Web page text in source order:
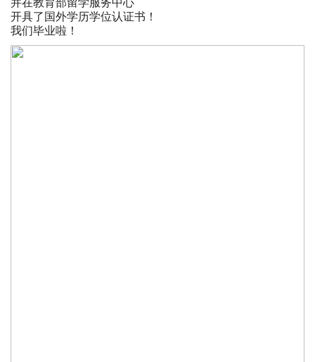
开具了国外学历学位认证书！
我们毕业啦！